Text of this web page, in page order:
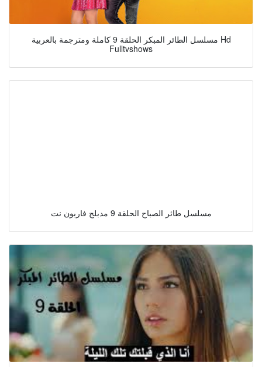
مسلسل الطائر المبكر الحلقة 9 كاملة ومترجمة بالعربية Hd
Fulltvshows
مسلسل طائر الصباح الحلقة 9 مدبلج فاربون نت